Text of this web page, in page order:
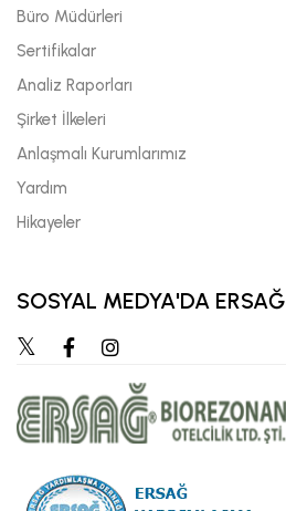
Büro Müdürleri
Sertifikalar
Analiz Raporları
Şirket İlkeleri
Anlaşmalı Kurumlarımız
Yardım
Hikayeler
SOSYAL MEDYA'DA ERSAĞ